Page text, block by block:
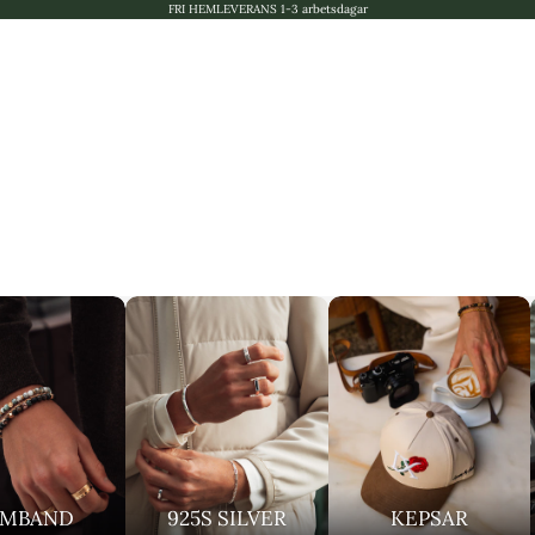
FRI HEMLEVERANS 1-3 arbetsdagar
925S SILVER KEPSAR